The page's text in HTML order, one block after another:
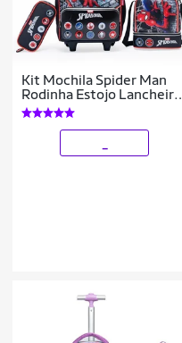
Kit Mochila Spider Man
Rodinha Estojo Lancheira
Escolar Marvel Infantil
Masculino